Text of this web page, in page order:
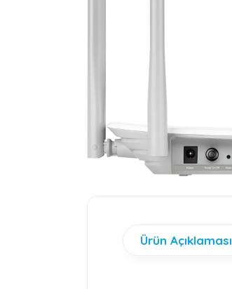
Ürün Açıklaması